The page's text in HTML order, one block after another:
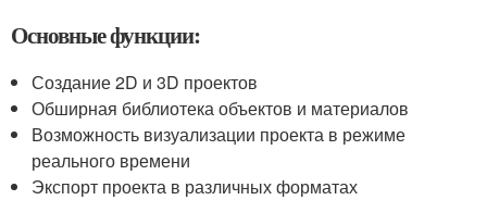
Основные функции:
Создание 2D и 3D проектов
Обширная библиотека объектов и материалов
Возможность визуализации проекта в режиме
реального времени
Экспорт проекта в различных форматах